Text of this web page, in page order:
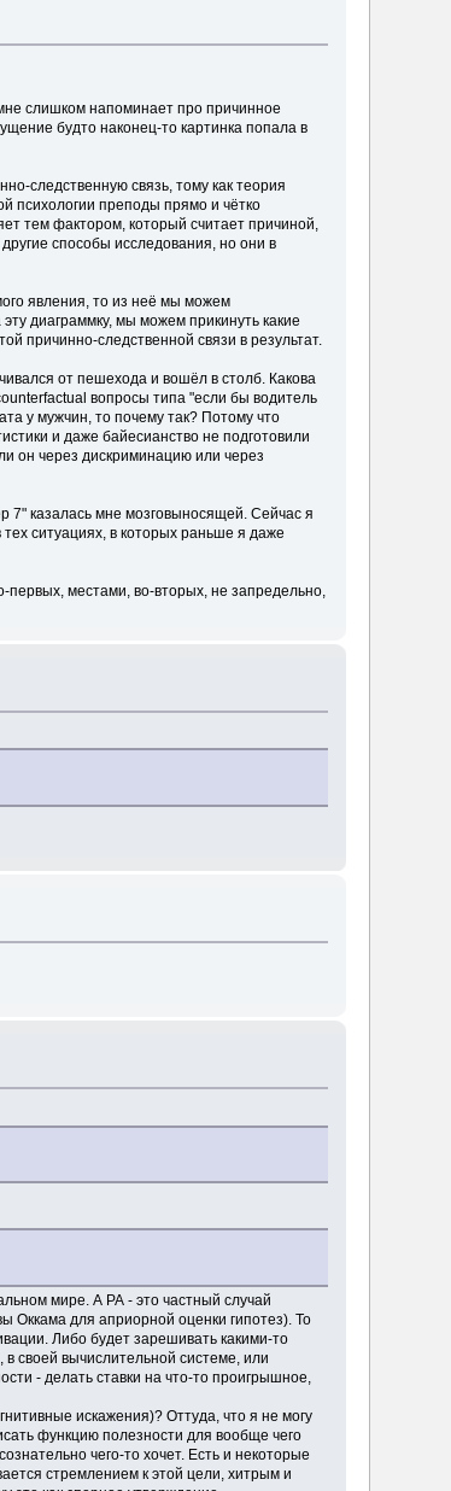
слишком напоминает про причинное
будто наконец-то картинка попала в
следственную связь, тому как теория
психологии преподы прямо и чётко
тем фактором, который считает причиной,
способы исследования, но они в
явления, то из неё мы можем
диаграммку, мы можем прикинуть какие
причинно-следственной связи в результат.
от пешехода и вошёл в столб. Какова
вопросы типа "если бы водитель
у мужчин, то почему так? Потому что
и даже байесианство не подготовили
он через дискриминацию или через
7" казалась мне мозговыносящей. Сейчас я
ситуациях, в которых раньше я даже
местами, во-вторых, не запредельно,
мире. А РА - это частный случай
Оккама для априорной оценки гипотез). То
Либо будет зарешивать какими-то
своей вычислительной системе, или
- делать ставки на что-то проигрышное,
искажения)? Оттуда, что я не могу
функцию полезности для вообще чего
чего-то хочет. Есть и некоторые
стремлением к этой цели, хитрым и